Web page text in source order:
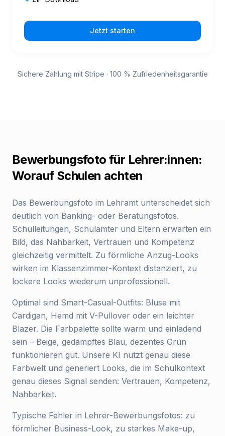
Jetzt starten
Sichere Zahlung mit Stripe · 100 % Zufriedenheitsgarantie
Bewerbungsfoto für Lehrer:innen:
Worauf Schulen achten
Das Bewerbungsfoto im Lehramt unterscheidet sich
deutlich von Banking- oder Beratungsfotos.
Schulleitungen, Schulämter und Eltern erwarten ein
Bild, das Nahbarkeit, Vertrauen und Kompetenz
gleichzeitig vermittelt. Zu förmliche Anzug-Looks
wirken im Klassenzimmer-Kontext distanziert, zu
lockere Looks wiederum unprofessionell.
Optimal sind Smart-Casual-Outfits: Bluse mit
Cardigan, Hemd mit V-Pullover oder ein leichter
Blazer. Die Farbpalette sollte warm und einladend
sein – Beige, gedämpftes Blau, dezentes Grün
funktionieren gut. Unsere KI nutzt genau diese
Farbwelt und generiert Looks, die im Schulkontext
genau dieses Signal senden: Vertrauen, Kompetenz,
Nahbarkeit.
Typische Fehler in Lehrer-Bewerbungsfotos: zu
förmlicher Business-Look, zu starkes Make-up,